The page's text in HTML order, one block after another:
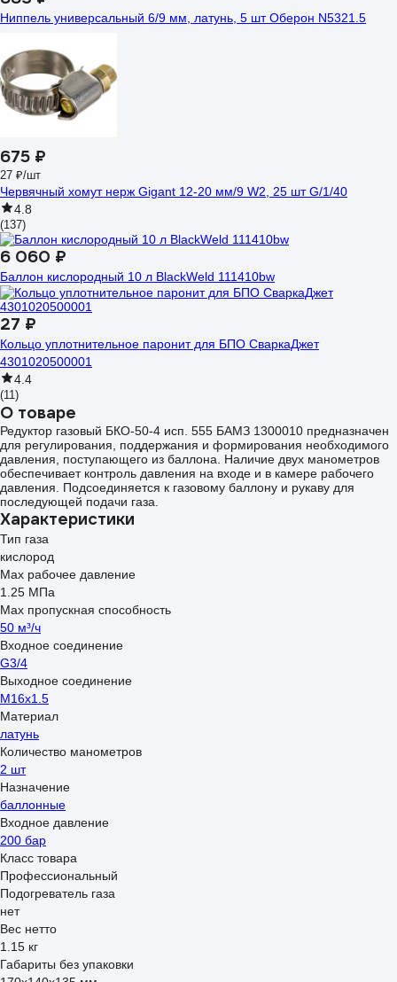
Ниппель универсальный 6/9 мм, латунь, 5 шт Оберон N5321.5
675 ₽
27 ₽/шт
Червячный хомут нерж Gigant 12-20 мм/9 W2, 25 шт G/1/40
4.8
(137)
6 060 ₽
Баллон кислородный 10 л BlackWeld 111410bw
27 ₽
Кольцо уплотнительное паронит для БПО СваркаДжет
4301020500001
4.4
(11)
О товаре
Редуктор газовый БКО-50-4 исп. 555 БАМЗ 1300010 предназначен
для регулирования, поддержания и формирования необходимого
давления, поступающего из баллона. Наличие двух манометров
обеспечивает контроль давления на входе и в камере рабочего
давления. Подсоединяется к газовому баллону и рукаву для
последующей подачи газа.
Характеристики
Тип газа
кислород
Мах рабочее давление
1.25 МПа
Max пропускная способность
50 м³/ч
Входное соединение
G3/4
Выходное соединение
М16х1.5
Материал
латунь
Количество манометров
2 шт
Назначение
баллонные
Входное давление
200 бар
Класс товара
Профессиональный
Подогреватель газа
нет
Вес нетто
1.15 кг
Габариты без упаковки